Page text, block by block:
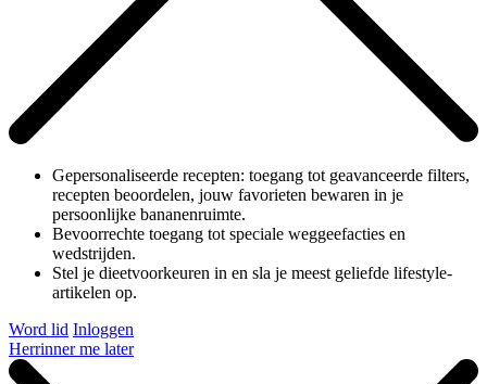
Gepersonaliseerde recepten: toegang tot geavanceerde filters,
recepten beoordelen, jouw favorieten bewaren in je
persoonlijke bananenruimte.
Bevoorrechte toegang tot speciale weggeefacties en
wedstrijden.
Stel je dieetvoorkeuren in en sla je meest geliefde lifestyle-
artikelen op.
Word lid Inloggen
Herrinner me later